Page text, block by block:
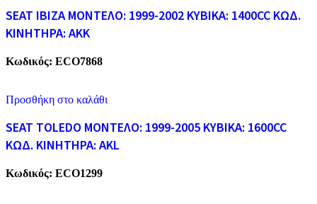
SEAT IBIZA ΜΟΝΤΕΛΟ: 1999-2002 ΚΥΒΙΚΑ: 1400CC ΚΩΔ.
ΚΙΝΗΤΗΡΑ: AKK
Κωδικός: ECO7868
Προσθήκη στο καλάθι
SEAT TOLEDO ΜΟΝΤΕΛΟ: 1999-2005 ΚΥΒΙΚΑ: 1600CC
ΚΩΔ. ΚΙΝΗΤΗΡΑ: AKL
Κωδικός: ECO1299